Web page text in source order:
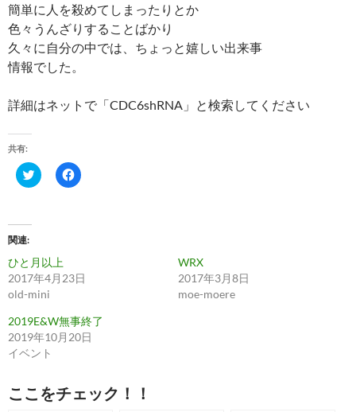
簡単に人を殺めてしまったりとか
色々うんざりすることばかり
久々に自分の中では、ちょっと嬉しい出来事
情報でした。
詳細はネットで「CDC6shRNA」と検索してください
共有:
ク
リ
i
t
t
e
r
共
有
(
新
し
ィ
ン
F
a
有
す
は
ク
リ
く
だ
関連
ひと月以上
2017年4月23日
old-mini
WRX
2017年3月8日
moe-moere
2019E&W無事終了
2019年10月20日
イベント
ここをチェック！！